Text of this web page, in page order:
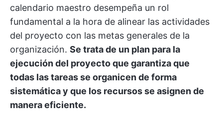
calendario maestro desempeña un rol
fundamental a la hora de alinear las actividades
del proyecto con las metas generales de la
organización. Se trata de un plan para la
ejecución del proyecto que garantiza que
todas las tareas se organicen de forma
sistemática y que los recursos se asignen de
manera eficiente.